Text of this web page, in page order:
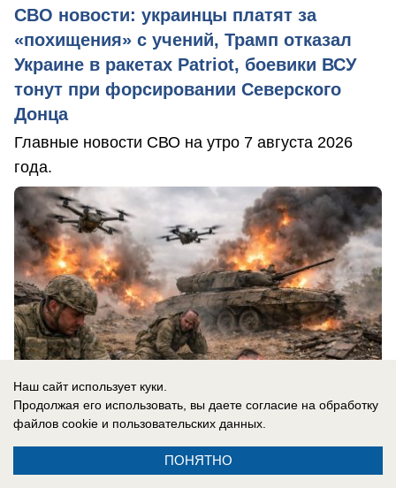
СВО новости: украинцы платят за
«похищения» с учений, Трамп отказал
Украине в ракетах Patriot, боевики ВСУ
тонут при форсировании Северского
Донца
Главные новости СВО на утро 7 августа 2026
года.
07.08.2026 0
Наш сайт использует куки.
Продолжая его использовать, вы даете согласие на обработку
файлов cookie и пользовательских данных.
ПОНЯТНО